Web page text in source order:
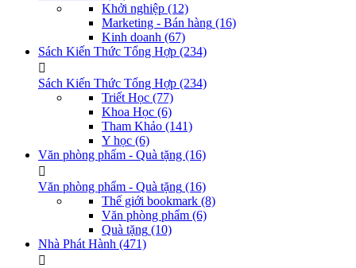
Khởi nghiệp (12)
Marketing - Bán hàng (16)
Kinh doanh (67)
Sách Kiến Thức Tổng Hợp (234)
Sách Kiến Thức Tổng Hợp (234)
Triết Học (77)
Khoa Học (6)
Tham Khảo (141)
Y học (6)
Văn phòng phẩm - Quà tặng (16)
Văn phòng phẩm - Quà tặng (16)
Thế giới bookmark (8)
Văn phòng phẩm (6)
Quà tặng (10)
Nhà Phát Hành (471)